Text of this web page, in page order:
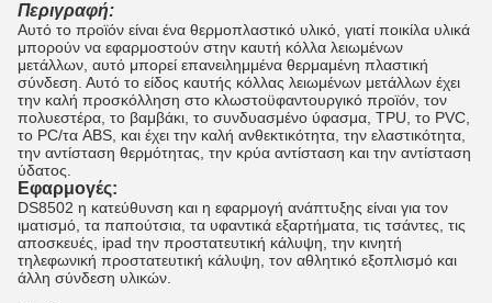
Περιγραφή:
Αυτό το προϊόν είναι ένα θερμοπλαστικό υλικό, γιατί ποικίλα υλικά
μπορούν να εφαρμοστούν στην καυτή κόλλα λειωμένων
μετάλλων, αυτό μπορεί επανειλημμένα θερμαμένη πλαστική
σύνδεση. Αυτό το είδος καυτής κόλλας λειωμένων μετάλλων έχει
την καλή προσκόλληση στο κλωστοϋφαντουργικό προϊόν, τον
πολυεστέρα, το βαμβάκι, το συνδυασμένο ύφασμα, TPU, το PVC,
το PC/τα ABS, και έχει την καλή ανθεκτικότητα, την ελαστικότητα,
την αντίσταση θερμότητας, την κρύα αντίσταση και την αντίσταση
ύδατος.
Εφαρμογές:
DS8502 η κατεύθυνση και η εφαρμογή ανάπτυξης είναι για τον
ιματισμό, τα παπούτσια, τα υφαντικά εξαρτήματα, τις τσάντες, τις
αποσκευές, ipad την προστατευτική κάλυψη, την κινητή
τηλεφωνική προστατευτική κάλυψη, τον αθλητικό εξοπλισμό και
άλλη σύνδεση υλικών.